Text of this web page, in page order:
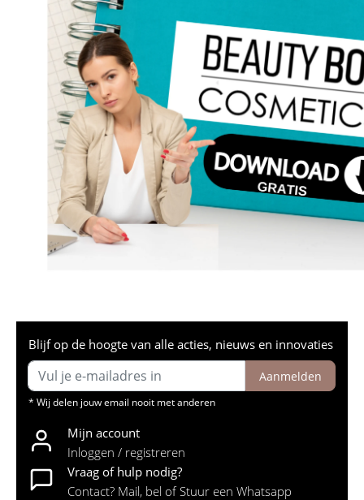
Blijf op de hoogte van alle acties, nieuws en innovaties
Aanmelden
* Wij delen jouw email nooit met anderen
Mijn account
Inloggen / registreren
Vraag of hulp nodig?
Contact? Mail, bel of Stuur een Whatsapp